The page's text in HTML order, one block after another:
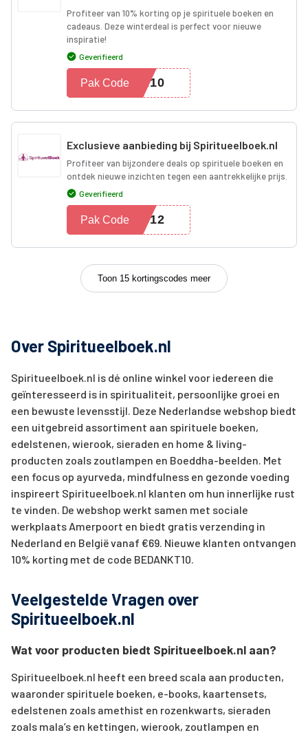
Profiteer van 10% korting op je spirituele boeken en
cadeaus. Deze winterdeal is perfect voor nieuwe
inspiratie!
Geverifieerd
ER10
Pak Code
Exclusieve aanbieding bij Spiritueelboek.nl
Profiteer van bijzondere deals op spirituele boeken en
ontdek nieuwe inzichten tegen een aantrekkelijke prijs.
Geverifieerd
512
Pak Code
Toon 15 kortingscodes meer
Over Spiritueelboek.nl
Spiritueelboek.nl is dé online winkel voor iedereen die
geïnteresseerd is in spiritualiteit, persoonlijke groei en
een bewuste levensstijl. Deze Nederlandse webshop biedt
een uitgebreid assortiment aan spirituele boeken,
edelstenen, wierook, sieraden en home & living-
producten zoals zoutlampen en Boeddha-beelden. Met
een focus op ayurveda, mindfulness en gezonde voeding
inspireert Spiritueelboek.nl klanten om hun innerlijke rust
te vinden. De webshop werkt samen met sociale
werkplaats Amerpoort en biedt gratis verzending in
Nederland en België vanaf €69. Nieuwe klanten ontvangen
10% korting met de code BEDANKT10.
Veelgestelde Vragen over
Spiritueelboek.nl
Wat voor producten biedt Spiritueelboek.nl aan?
Spiritueelboek.nl heeft een breed scala aan producten,
waaronder spirituele boeken, e-books, kaartensets,
edelstenen zoals amethist en rozenkwarts, sieraden
zoals mala’s en kettingen, wierook, zoutlampen en